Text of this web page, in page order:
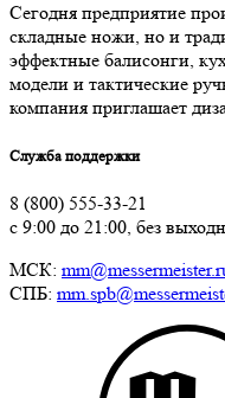
Сегодня предприятие
складные ножи, но и
эффектные балисонги,
модели и тактические
компания приглашает
Служба поддержки
8 (800) 555-33-21
с 9:00 до 21:00, без
МСК:
СПБ: